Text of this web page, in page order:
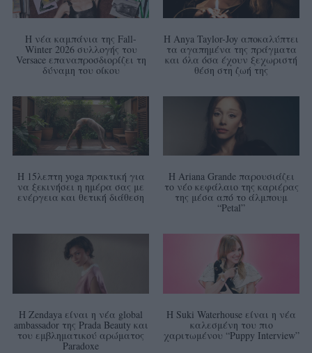
Η νέα καμπάνια της Fall-
Winter 2026 συλλογής του
Versace επαναπροσδιορίζει τη
δύναμη του οίκου
Η Anya Taylor-Joy αποκαλύπτει
τα αγαπημένα της πράγματα
και όλα όσα έχουν ξεχωριστή
θέση στη ζωή της
Η 15λεπτη yoga πρακτική για
να ξεκινήσει η ημέρα σας με
ενέργεια και θετική διάθεση
Η Ariana Grande παρουσιάζει
το νέο κεφάλαιο της καριέρας
της μέσα από το άλμπουμ
“Petal”
Η Zendaya είναι η νέα global
ambassador της Prada Beauty και
του εμβληματικού αρώματος
Paradoxe
Η Suki Waterhouse είναι η νέα
καλεσμένη του πιο
χαριτωμένου “Puppy Interview”